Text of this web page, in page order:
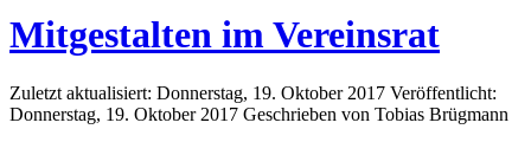
Mitgestalten im Vereinsrat
Zuletzt aktualisiert: Donnerstag, 19. Oktober 2017 Veröffentlicht:
Donnerstag, 19. Oktober 2017 Geschrieben von Tobias Brügmann